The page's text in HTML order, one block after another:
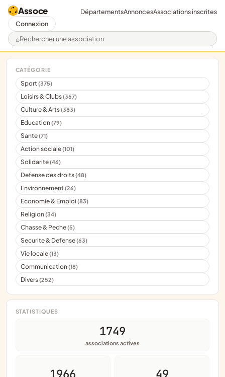
Assoce
Rechercher une association
DépartementsAnnoncesAssociations inscrites
Connexion
CATÉGORIE
Sport(375)
Loisirs & Clubs(367)
Culture & Arts(383)
Education(79)
Sante(71)
Action sociale(101)
Solidarite(46)
Defense des droits(48)
Environnement(26)
Economie & Emploi(83)
Religion(34)
Chasse & Peche(5)
Securite & Defense(63)
Vie locale(13)
Communication(18)
Divers(252)
STATISTIQUES
1749
associations actives